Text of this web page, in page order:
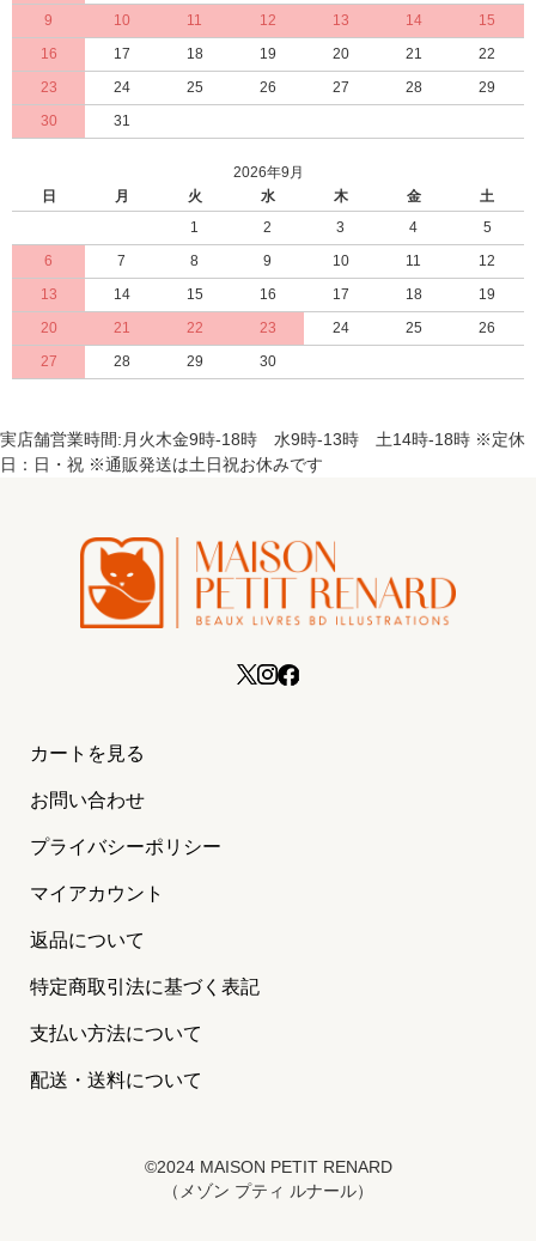
9
10 11 12 13 14
15
16
17 18 19 20 21
22
23
24 25 26 27 28
29
30
31
2026年9月
日
月 火 水 木 金
土
1
2 3 4
5
6
7 8 9 10 11
12
13
14 15 16 17 18
19
20
21 22 23 24 25
26
27
28 29 30
実店舗営業時間:月火木金9時-18時 水9時-13時 土14時-18時 ※定休
日：日・祝 ※通販発送は土日祝お休みです
カートを見る
お問い合わせ
プライバシーポリシー
マイアカウント
返品について
特定商取引法に基づく表記
支払い方法について
配送・送料について
©2024 MAISON PETIT RENARD
（メゾン プティ ルナール）